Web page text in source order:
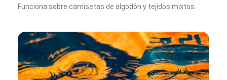
Funciona sobre camisetas de algodón y tejidos mixtos.